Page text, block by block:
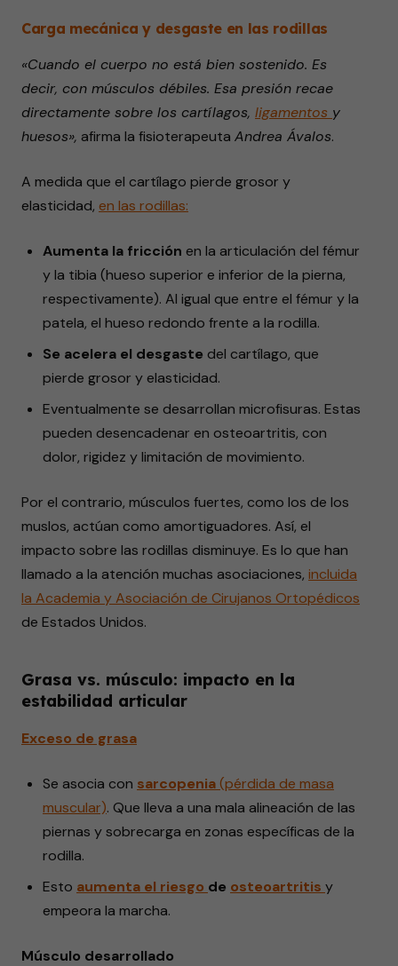
Carga mecánica y desgaste en las rodillas
«Cuando el cuerpo no está bien sostenido. Es
decir, con músculos débiles. Esa presión recae
directamente sobre los cartílagos, ligamentos y
huesos», afirma la fisioterapeuta Andrea Ávalos.
A medida que el cartílago pierde grosor y
elasticidad, en las rodillas:
Aumenta la fricción en la articulación del fémur
y la tibia (hueso superior e inferior de la pierna,
respectivamente). Al igual que entre el fémur y la
patela, el hueso redondo frente a la rodilla.
Se acelera el desgaste del cartílago, que
pierde grosor y elasticidad.
Eventualmente se desarrollan microfisuras. Estas
pueden desencadenar en osteoartritis, con
dolor, rigidez y limitación de movimiento.
Por el contrario, músculos fuertes, como los de los
muslos, actúan como amortiguadores. Así, el
impacto sobre las rodillas disminuye. Es lo que han
llamado a la atención muchas asociaciones, incluida
la Academia y Asociación de Cirujanos Ortopédicos
de Estados Unidos.
Grasa vs. músculo: impacto en la
estabilidad articular
Exceso de grasa
Se asocia con sarcopenia(pérdida de masa
muscular). Que lleva a una mala alineación de las
piernas y sobrecarga en zonas específicas de la
rodilla.
Esto aumenta el riesgo de osteoartritis y
empeora la marcha.
Músculo desarrollado